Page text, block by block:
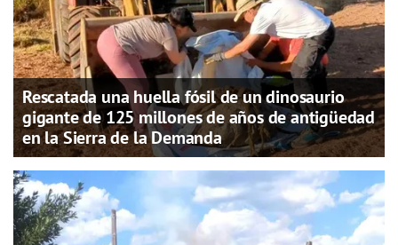
Rescatada una huella fósil de un dinosaurio
gigante de 125 millones de años de antigüedad
en la Sierra de la Demanda